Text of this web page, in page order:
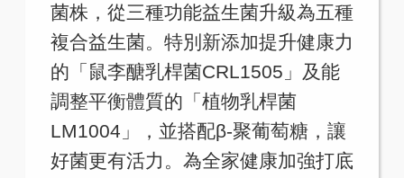
菌株，從三種功能益生菌升級為五種
複合益生菌。特別新添加提升健康力
的「鼠李醣乳桿菌CRL1505」及能
調整平衡體質的「植物乳桿菌
LM1004」，並搭配β-聚葡萄糖，讓
好菌更有活力。為全家健康加強打底